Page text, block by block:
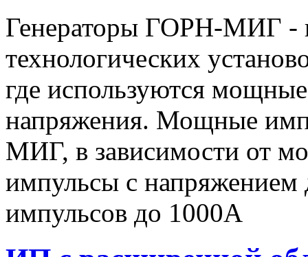
Генераторы ГОРН-МИГ -
технологических
где используются
напряжения. Мощные
МИГ, в зависимости от
импульсы c
импульсов до 1000А